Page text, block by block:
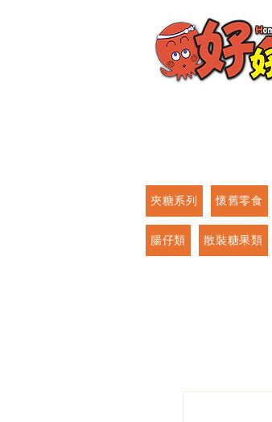
夾糖系列 懷舊零食
腸仔類 散裝糖果類